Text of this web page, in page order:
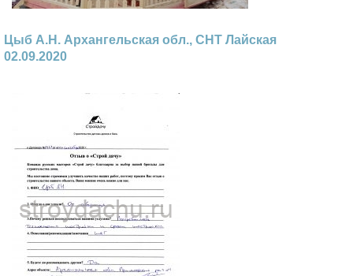
Цыб А.Н. Архангельская обл., СНТ Лайская
02.09.2020